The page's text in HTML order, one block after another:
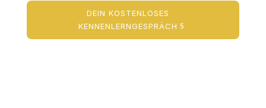
DEIN KOSTENLOSES
KENNENLERNGESPRÄCH